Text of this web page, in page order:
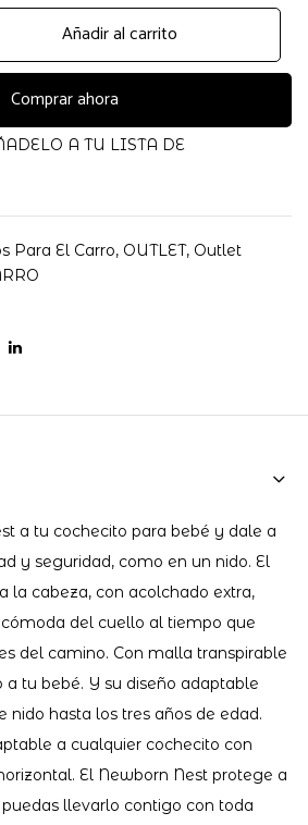
Añadir al carrito
Comprar ahora
A TU LISTA DE
Para El Carro, OUTLET, Outlet
a tu cochecito para bebé y dale a
y seguridad, como en un nido. El
la cabeza, con acolchado extra,
del cuello al tiempo que
del camino. Con malla transpirable
tu bebé. Y su diseño adaptable
nido hasta los tres años de edad.
a cualquier cochecito con
El Newborn Nest protege a
llevarlo contigo con toda